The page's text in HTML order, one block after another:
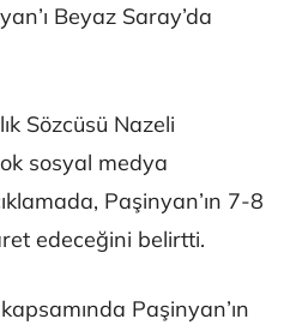
Beyaz Saray’da
Sözcüsü Nazeli
sosyal medya
Paşinyan’ın 7-8
edeceğini belirtti.
Paşinyan’ın